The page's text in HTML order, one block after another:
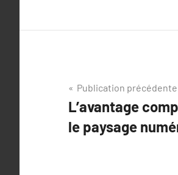
Navigation
de
l’article
Publication précédente
L’avantage
le paysage